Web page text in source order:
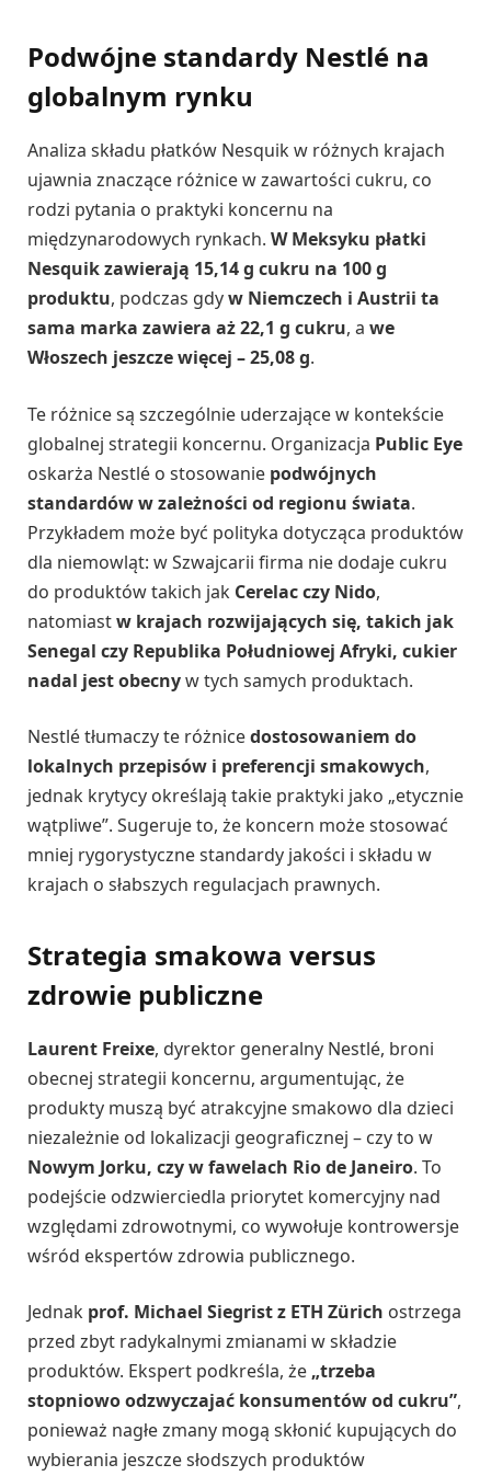
Podwójne standardy Nestlé na
globalnym rynku
Analiza składu płatków Nesquik w różnych krajach
ujawnia znaczące różnice w zawartości cukru, co
rodzi pytania o praktyki koncernu na
międzynarodowych rynkach. W Meksyku płatki
Nesquik zawierają 15,14 g cukru na 100 g
produktu, podczas gdyw Niemczech i Austrii ta
sama marka zawiera aż 22,1 g cukru, a we
Włoszech jeszcze więcej – 25,08 g.
Te różnice są szczególnie uderzające w kontekście
globalnej strategii koncernu. Organizacja Public Eye
oskarża Nestlé o stosowanie podwójnych
standardów w zależności od regionu świata.
Przykładem może być polityka dotycząca produktów
dla niemowląt: w Szwajcarii firma nie dodaje cukru
do produktów takich jak Cerelac czy Nido,
natomiastw krajach rozwijających się, takich jak
Senegal czy Republika Południowej Afryki, cukier
nadal jest obecnyw tych samych produktach.
Nestlé tłumaczy te różnicedostosowaniem do
lokalnych przepisów i preferencji smakowych,
jednak krytycy określają takie praktyki jako „etycznie
wątpliwe”. Sugeruje to, że koncern może stosować
mniej rygorystyczne standardy jakości i składu w
krajach o słabszych regulacjach prawnych.
Strategia smakowa versus
zdrowie publiczne
Laurent Freixe, dyrektor generalny Nestlé, broni
obecnej strategii koncernu, argumentując, że
produkty muszą być atrakcyjne smakowo dla dzieci
niezależnie od lokalizacji geograficznej – czy to w
Nowym Jorku, czy w fawelach Rio de Janeiro. To
podejście odzwierciedla priorytet komercyjny nad
względami zdrowotnymi, co wywołuje kontrowersje
wśród ekspertów zdrowia publicznego.
Jednak prof. Michael Siegrist z ETH Zürich ostrzega
przed zbyt radykalnymi zmianami w składzie
produktów. Ekspert podkreśla, że „trzeba
stopniowo odzwyczajać konsumentów od cukru”,
ponieważ nagłe zmany mogą skłonić kupujących do
wybierania jeszcze słodszych produktów